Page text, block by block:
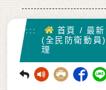
::: 首頁 首頁 / 最
(全民防衛動員
理
回前頁